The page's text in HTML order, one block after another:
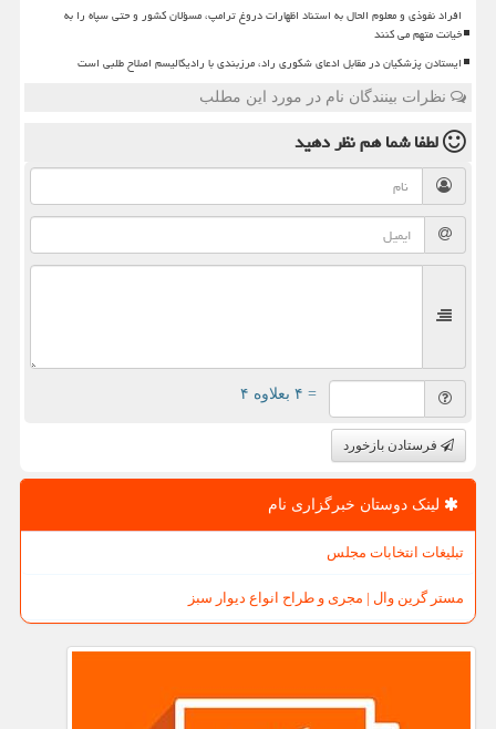
افراد نفوذی و معلوم الحال به استناد اظهارات دروغ ترامپ، مسؤلان کشور و حتی سپاه را به
خیانت متهم می کنند
ایستادن پزشکیان در مقابل ادعای شکوری راد، مرزبندی با رادیکالیسم اصلاح طلبی است
نظرات بینندگان نام در مورد این مطلب
لطفا شما همنظر دهید
= ۴ بعلاوه ۴
فرستادن بازخورد
لینک دوستان خبرگزاری نام
تبلیغات انتخابات مجلس
مستر گرین وال | مجری و طراح انواع دیوار سبز